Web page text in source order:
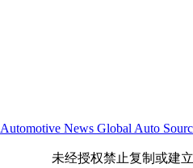
Automotive News Global Auto
未经授权禁止复制或建